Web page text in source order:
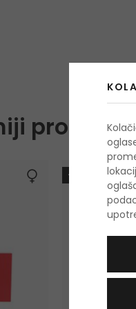
proizvodi
-10%. KOD: